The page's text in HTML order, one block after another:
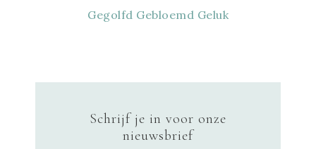
Gegolfd Gebloemd Geluk
Schrijf je in voor onze
nieuwsbrief